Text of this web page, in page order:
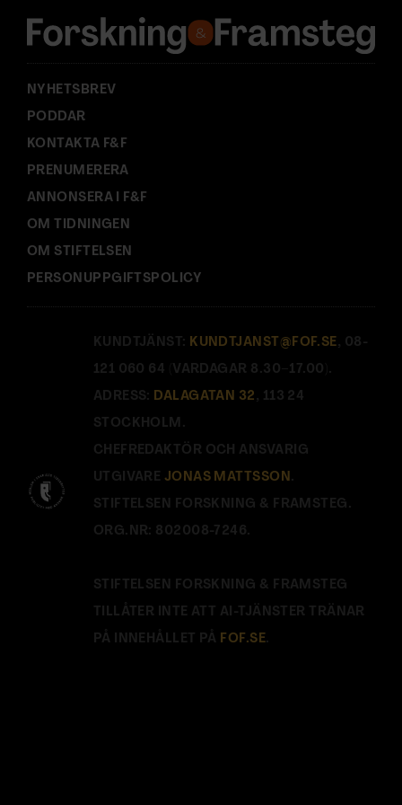
s
:
NYHETSBREV
PODDAR
KONTAKTA F&F
PRENUMERERA
ANNONSERA I F&F
OM TIDNINGEN
OM STIFTELSEN
PERSONUPPGIFTSPOLICY
KUNDTJÄNST: KUNDTJANST@FOF.SE , 08-
121 060 64 (VARDAGAR 8.30–17.00).
ADRESS: DALAGATAN 32 , 113 24
STOCKHOLM.
CHEFREDAKTÖR OCH ANSVARIG
UTGIVARE JONAS MATTSSON .
STIFTELSEN FORSKNING & FRAMSTEG.
ORG.NR: 802008-7246.
STIFTELSEN FORSKNING & FRAMSTEG
TILLÅTER INTE ATT AI-TJÄNSTER TRÄNAR
PÅ INNEHÅLLET PÅ FOF.SE.